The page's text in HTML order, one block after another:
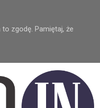
zgodę. Pamiętaj, że